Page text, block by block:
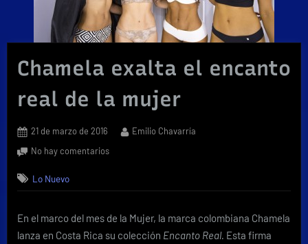
Chamela exalta el encanto
real de la mujer
Posted
on
21 de marzo de 2016 By
Emilio Chavarría
No hay comentariosen
el
real
de
Lo Nuevo
En el marco del mes de la Mujer, la marca colombiana Chamela
lanza en Costa Rica su colección Encanto Real. Esta firma